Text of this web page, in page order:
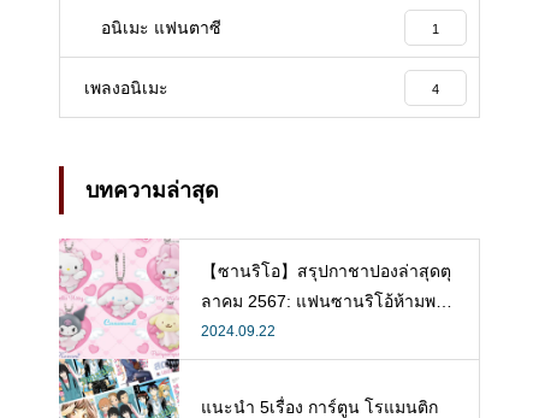
อนิเมะ แฟนตาซี 1
เพลงอนิเมะ 4
บทความล่าสุด
【ซานริโอ】สรุปกาชาปองล่าสุดตุ
ลาคม 2567: แฟนซานริโอ้ห้ามพลา
ด!
2024.09.22
แนะนำ 5เรื่อง การ์ตูน โรแมนติก